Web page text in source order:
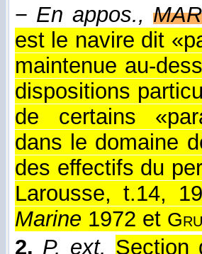
− En appos.,
est le navire dit
maintenue au-
dispositions
de certains
dans le domaine
des effectifs du
Larousse, t.14,
Marine 1972 et
2. P. ext. Section